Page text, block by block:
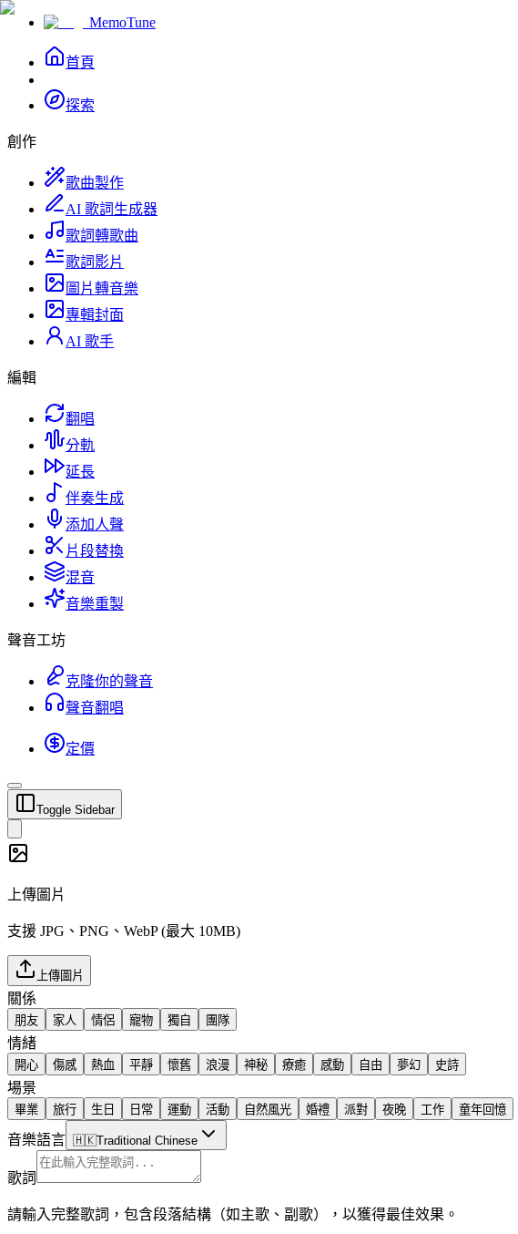
MemoTune
首頁
探索
創作
歌曲製作
AI 歌詞生成器
歌詞轉歌曲
歌詞影片
圖片轉音樂
專輯封面
AI 歌手
編輯
翻唱
分軌
延長
伴奏生成
添加人聲
片段替換
混音
音樂重製
聲音工坊
克隆你的聲音
聲音翻唱
定價
Toggle Sidebar
上傳圖片
支援 JPG、PNG、WebP (最大 10MB)
上傳圖片
關係
朋友 家人 情侶 寵物 獨自 團隊
情緒
開心 傷感 熱血 平靜 懷舊 浪漫 神秘 療癒 感動 自由 夢幻 史詩
場景
畢業 旅行 生日 日常 運動 活動 自然風光 婚禮 派對 夜晚 工作 童年回憶
音樂語言 🇭🇰Traditional Chinese
歌詞
請輸入完整歌詞，包含段落結構（如主歌、副歌），以獲得最佳效果。